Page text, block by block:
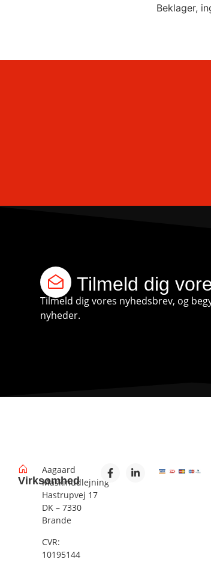
Beklager,
Tilmeld dig
Tilmeld dig vores nyhedsbrev, og
nyheder.
Virksomhed
Aagaard
Maskinudlejning
Hastrupvej 17
DK – 7330
Brande
CVR:
10195144